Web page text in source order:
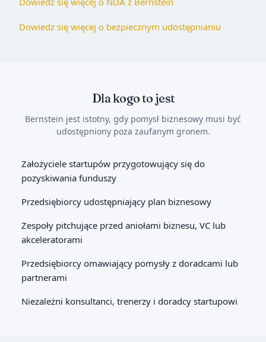
Dowiedz się więcej o bezpiecznym udostępnianiu
Dla kogo to jest
Bernstein jest istotny, gdy pomysł biznesowy musi być
udostępniony poza zaufanym gronem.
Założyciele startupów przygotowujący się do
pozyskiwania funduszy
Przedsiębiorcy udostępniający plan biznesowy
Zespoły pitchujące przed aniołami biznesu, VC lub
akceleratorami
Przedsiębiorcy omawiający pomysły z doradcami lub
partnerami
Niezależni konsultanci, trenerzy i doradcy startupowi